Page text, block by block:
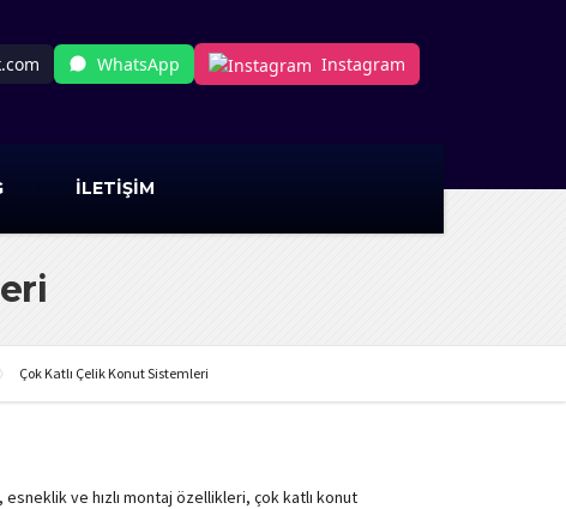
WhatsApp Instagram
İLETİŞİM
Çok Katlı Çelik Konut Sistemleri
esneklik ve hızlı montaj özellikleri, çok katlı konut